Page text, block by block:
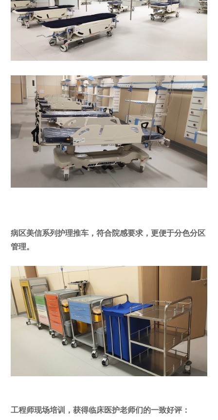
病区美信系列护理推车，符合院感要求，更便于分色分区
管理。
工程师现场培训，获得临床医护老师们的一致好评：